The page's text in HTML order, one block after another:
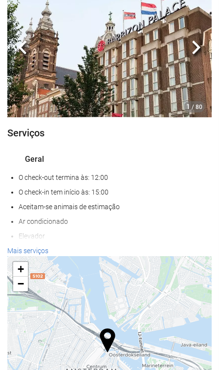
1 / 80
Anterior
Serviços
Geral
O check-out termina às: 12:00
O check-in tem início às: 15:00
Aceitam-se animais de estimação
Ar condicionado
Elevador
Acesso def. motores
Salas para não-fumadores
Bem-estar
Solário
Spa
Banho turco
Sauna
Massagem
Mais serviços
+
−